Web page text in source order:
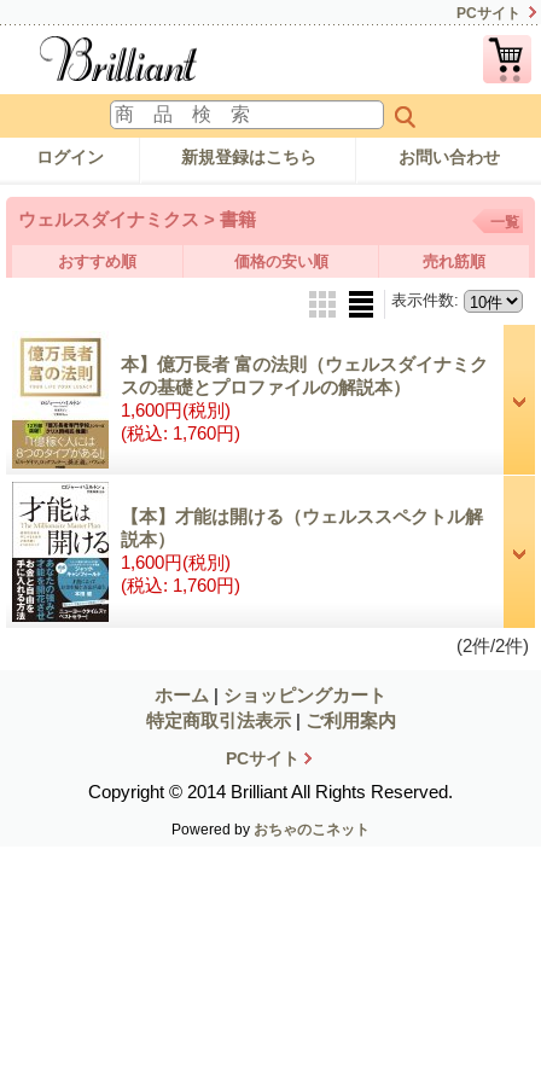
PCサイト
ログイン 新規登録はこちら お問い合わせ
ウェルスダイナミクス > 書籍 一覧
おすすめ順 価格の安い順 売れ筋順
表示件数:
本】億万長者 富の法則（ウェルスダイナミク
スの基礎とプロファイルの解説本）
1,600円(税別)
(税込: 1,760円)
【本】才能は開ける（ウェルススペクトル解
説本）
1,600円(税別)
(税込: 1,760円)
(2件/2件)
ホーム | ショッピングカート
特定商取引法表示 | ご利用案内
PCサイト
Copyright © 2014 Brilliant All Rights Reserved.
Powered by おちゃのこネット